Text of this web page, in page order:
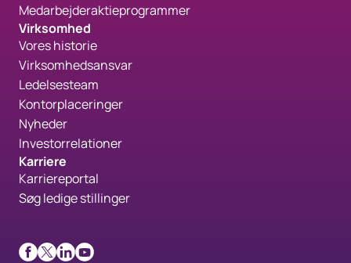
Medarbejderaktieprogrammer
Virksomhed
Vores historie
Virksomhedsansvar
Ledelsesteam
Kontorplaceringer
Nyheder
Investorrelationer
Karriere
Karriereportal
Søg ledige stillinger